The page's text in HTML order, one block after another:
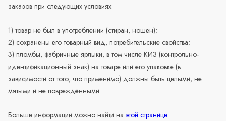
заказов при следующих условиях:
1) товар не был в употреблении (стиран, ношен);
2) сохранены его товарный вид, потребительские свойства;
3) пломбы, фабричные ярлыки, в том числе КИЗ (контрольно-
идентификационный знак) на товаре или его упаковке (в
зависимости от того, что применимо) должны быть целыми, не
мятыми и не повреждёнными.
Больше информации можно найти на этой странице.